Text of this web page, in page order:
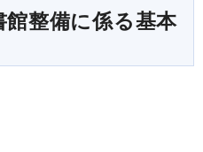
館整備に係る基本